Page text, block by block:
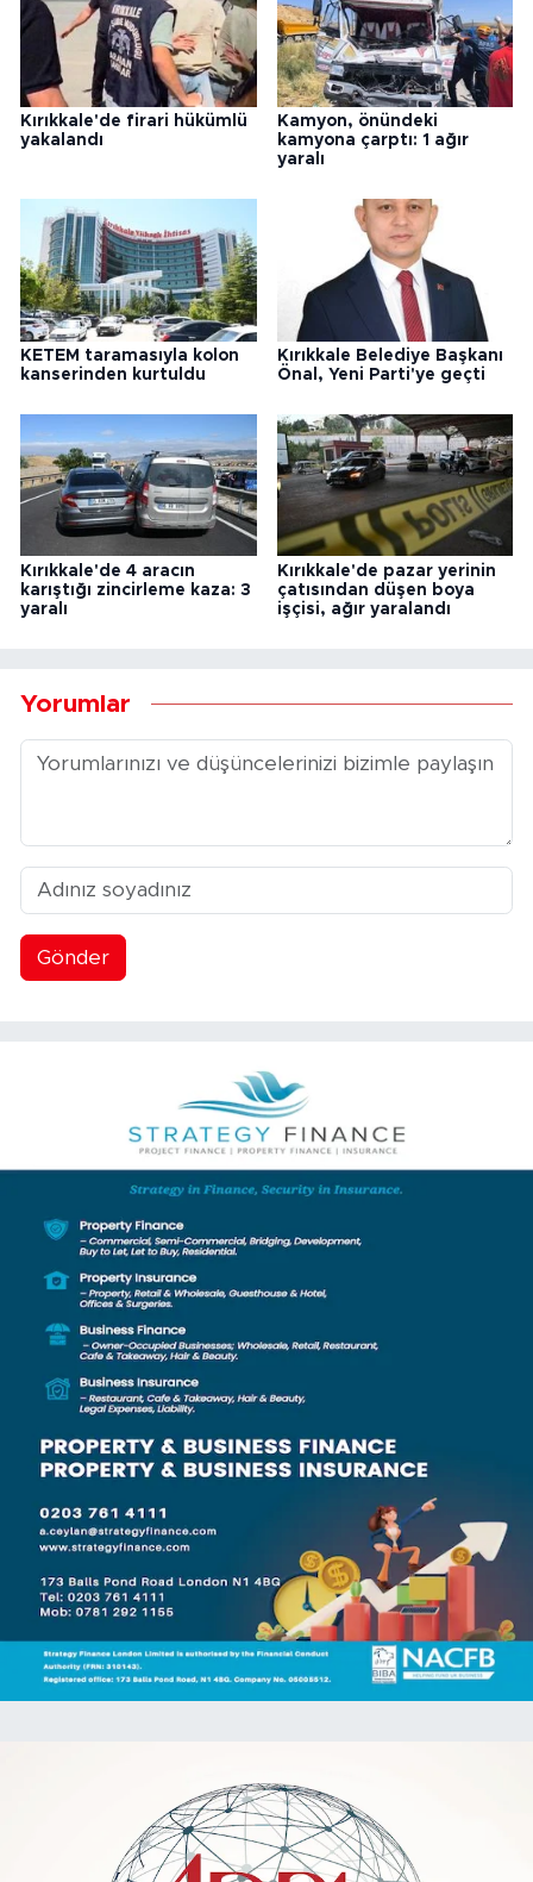
Kırıkkale'de firari hükümlü
yakalandı
Kamyon, önündeki
kamyona çarptı: 1 ağır
yaralı
KETEM taramasıyla kolon
kanserinden kurtuldu
Kırıkkale Belediye Başkanı
Önal, Yeni Parti'ye geçti
Kırıkkale'de 4 aracın
karıştığı zincirleme kaza: 3
yaralı
Kırıkkale'de pazar yerinin
çatısından düşen boya
işçisi, ağır yaralandı
Yorumlar
Gönder